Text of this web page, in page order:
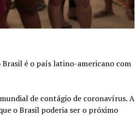
Brasil é o país latino-americano com
de contágio de coronavírus. A
o Brasil poderia ser o próximo